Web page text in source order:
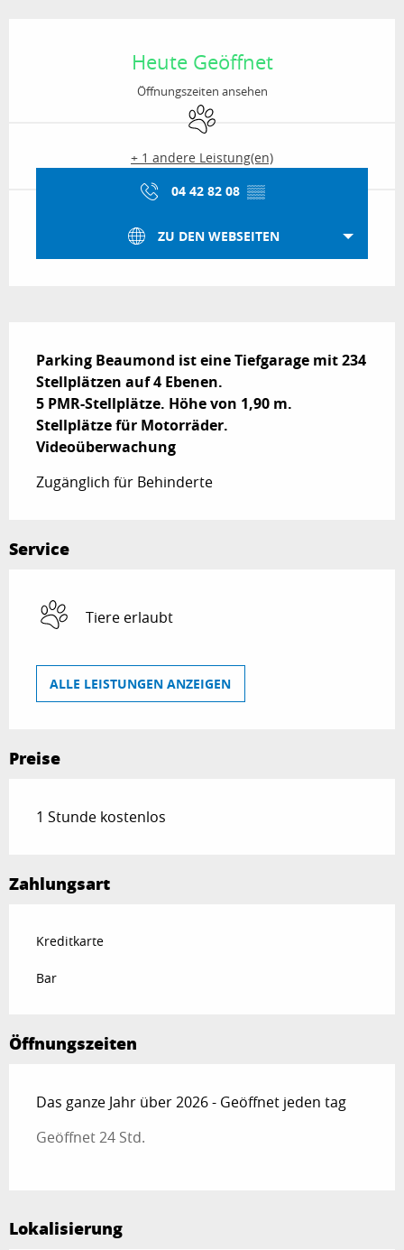
Heute Geöffnet
Öffnungszeiten ansehen
Tiere erlaubt
+ 1 andere Leistung(en)
04 42 82 08 ▒▒
ZU DEN WEBSEITEN
Parking Beaumond ist eine Tiefgarage mit 234
Stellplätzen auf 4 Ebenen.
5 PMR-Stellplätze. Höhe von 1,90 m.
Stellplätze für Motorräder.
Videoüberwachung
Zugänglich für Behinderte
Service
Tiere erlaubt
ALLE LEISTUNGEN ANZEIGEN
Preise
1 Stunde kostenlos
Zahlungsart
Kreditkarte
Bar
Öffnungszeiten
Das ganze Jahr über 2026 - Geöffnet jeden tag
Geöffnet 24 Std.
Lokalisierung